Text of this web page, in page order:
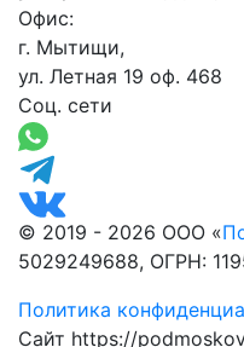
Офис:
г. Мытищи,
ул. Летная 19 оф. 468
Соц. сети
© 2019 - 2026 ООО «
5029249688, ОГРН:
Политика
Сайт https://